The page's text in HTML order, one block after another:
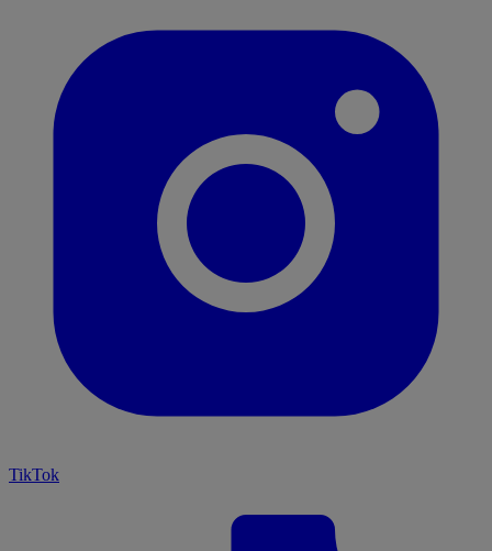
TikTok